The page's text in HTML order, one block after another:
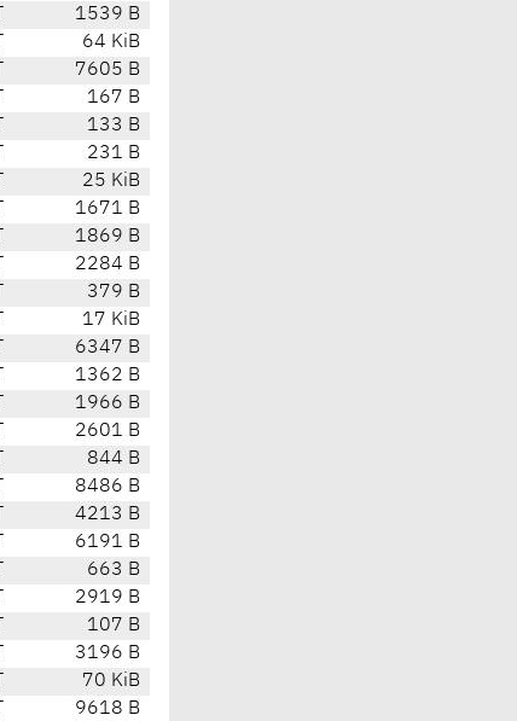
1539 B
64 KiB
7605 B
167 B
133 B
231 B
25 KiB
1671 B
1869 B
2284 B
379 B
17 KiB
6347 B
1362 B
1966 B
2601 B
844 B
8486 B
4213 B
6191 B
663 B
2919 B
107 B
3196 B
70 KiB
9618 B